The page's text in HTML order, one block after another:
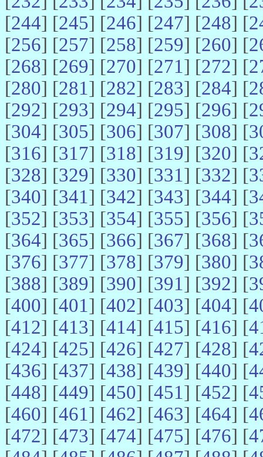
[244] [245] [246] [247] [248] [
[256] [257] [258] [259] [260] [
[268] [269] [270] [271] [272] [
[280] [281] [282] [283] [284] [
[292] [293] [294] [295] [296] [
[304] [305] [306] [307] [308] [
[316] [317] [318] [319] [320] [
[328] [329] [330] [331] [332] [
[340] [341] [342] [343] [344] [
[352] [353] [354] [355] [356] [
[364] [365] [366] [367] [368] [
[376] [377] [378] [379] [380] [
[388] [389] [390] [391] [392] [
[400] [401] [402] [403] [404] [
[412] [413] [414] [415] [416] [
[424] [425] [426] [427] [428] [
[436] [437] [438] [439] [440] [
[448] [449] [450] [451] [452] [
[460] [461] [462] [463] [464] [
[472] [473] [474] [475] [476] [